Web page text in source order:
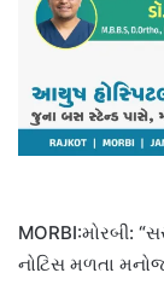
MORBI:મોરબી:
નોટિસ મળતા